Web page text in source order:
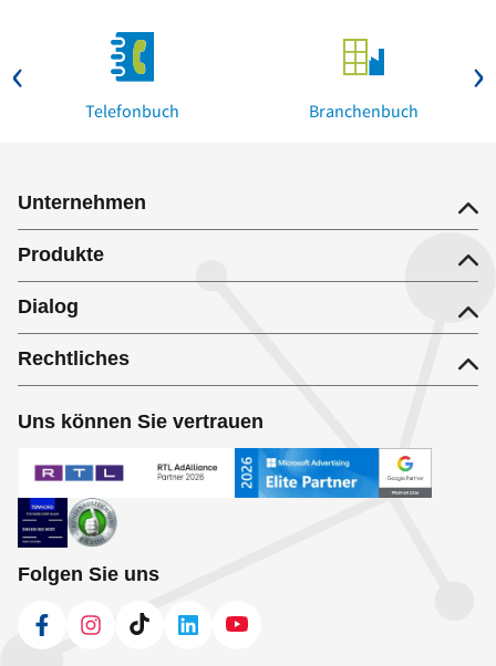
Telefonbuch Branchenbuch
Unternehmen
Produkte
Dialog
Rechtliches
Uns können Sie vertrauen
Folgen Sie uns